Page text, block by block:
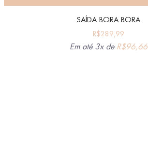
SAÍDA BORA BORA
R$289,99
Em até 3x de R$96,66